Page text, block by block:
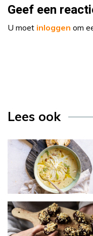
Geef een
U moet inloggen om
Lees ook